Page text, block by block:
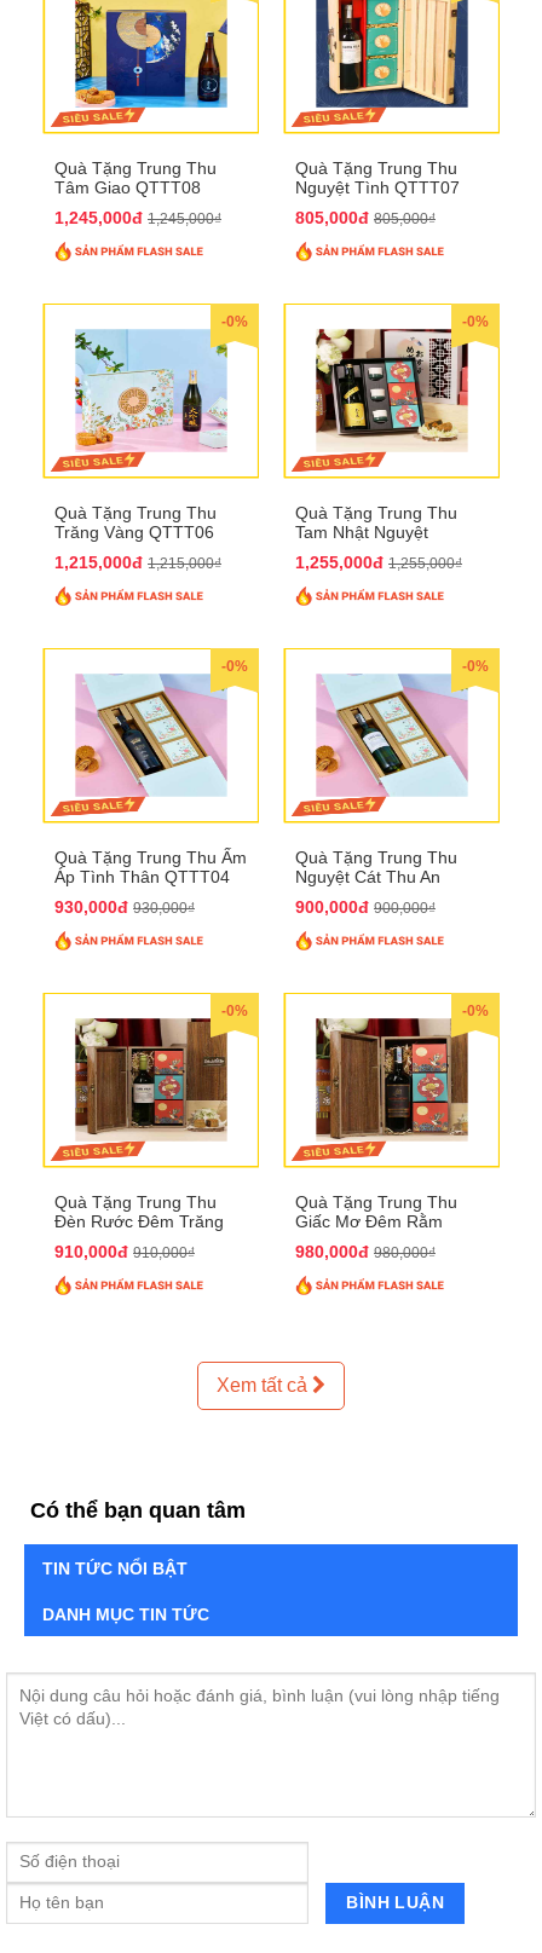
Quà Tặng Trung Thu
Tâm Giao QTTT08
1,245,000đ 1,245,000₫
Quà Tặng Trung Thu
Nguyệt Tình QTTT07
805,000đ 805,000₫
-0%
Quà Tặng Trung Thu
Trăng Vàng QTTT06
1,215,000đ 1,215,000₫
-0%
Quà Tặng Trung Thu
Tam Nhật Nguyệt
1,255,000đ 1,255,000₫
-0%
Quà Tặng Trung Thu Ấm
Áp Tình Thân QTTT04
930,000đ 930,000₫
-0%
Quà Tặng Trung Thu
Nguyệt Cát Thu An
900,000đ 900,000₫
-0%
Quà Tặng Trung Thu
Đèn Rước Đêm Trăng
910,000đ 910,000₫
-0%
Quà Tặng Trung Thu
Giấc Mơ Đêm Rằm
980,000đ 980,000₫
Xem tất cả
Có thể bạn quan tâm
TIN TỨC NỔI BẬT
DANH MỤC TIN TỨC